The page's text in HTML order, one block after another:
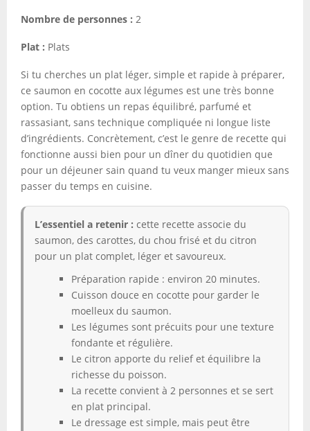
Nombre de personnes : 2
Plat : Plats
Si tu cherches un plat léger, simple et rapide à préparer,
ce saumon en cocotte aux légumes est une très bonne
option. Tu obtiens un repas équilibré, parfumé et
rassasiant, sans technique compliquée ni longue liste
d’ingrédients. Concrètement, c’est le genre de recette qui
fonctionne aussi bien pour un dîner du quotidien que
pour un déjeuner sain quand tu veux manger mieux sans
passer du temps en cuisine.
L’essentiel a retenir : cette recette associe du
saumon, des carottes, du chou frisé et du citron
pour un plat complet, léger et savoureux.
Préparation rapide : environ 20 minutes.
Cuisson douce en cocotte pour garder le
moelleux du saumon.
Les légumes sont précuits pour une texture
fondante et régulière.
Le citron apporte du relief et équilibre la
richesse du poisson.
La recette convient à 2 personnes et se sert
en plat principal.
Le dressage est simple, mais peut être